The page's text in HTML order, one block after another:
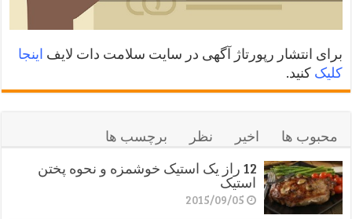
برای انتشار رپورتاژ آگهی در سایت سلامت دات لایف اینجا
کلیک کنید.
محبوب ها اخیر نظر
برچسب ها
12 راز یک استیک خوشمزه و نحوه پختن
استیک
2015/09/05